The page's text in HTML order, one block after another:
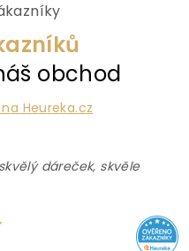
obchod
Heureka.cz
dáreček, skvěle